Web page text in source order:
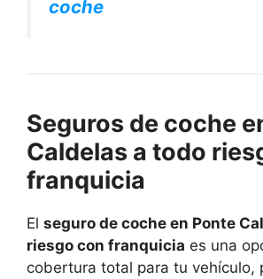
coche
Seguros de coche
Caldelas a todo
franquicia
El seguro de coche en Ponte
riesgo con franquicia es una
cobertura total para tu vehículo,